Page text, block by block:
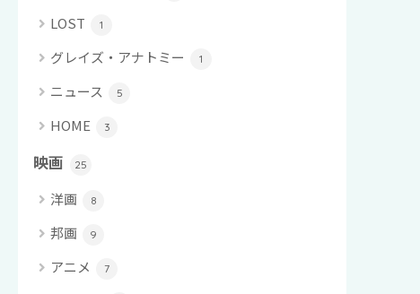
LOST 1
グレイズ・アナトミー 1
ニュース 5
HOME 3
映画 25
洋画 8
邦画 9
アニメ 7